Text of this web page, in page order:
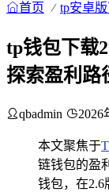
首页 tp安卓
tp钱包下载
探索盈利路
qbadmin 2026
本文聚焦于
链钱包的盈
钱包，在